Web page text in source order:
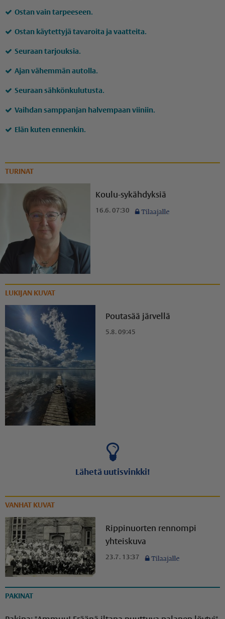
Ostan vain tarpeeseen.
Ostan käytettyjä tavaroita ja vaatteita.
Seuraan tarjouksia.
Ajan vähemmän autolla.
Seuraan sähkönkulutusta.
Vaihdan samppanjan halvempaan viiniin.
Elän kuten ennenkin.
TURINAT
Koulu-sykähdyksiä
16.6. 07:30
LUKIJAN KUVAT
Poutasää järvellä
5.8. 09:45
Lähetä uutisvinkki!
VANHAT KUVAT
Rippinuorten rennompi
yhteiskuva
23.7. 13:37
PAKINAT